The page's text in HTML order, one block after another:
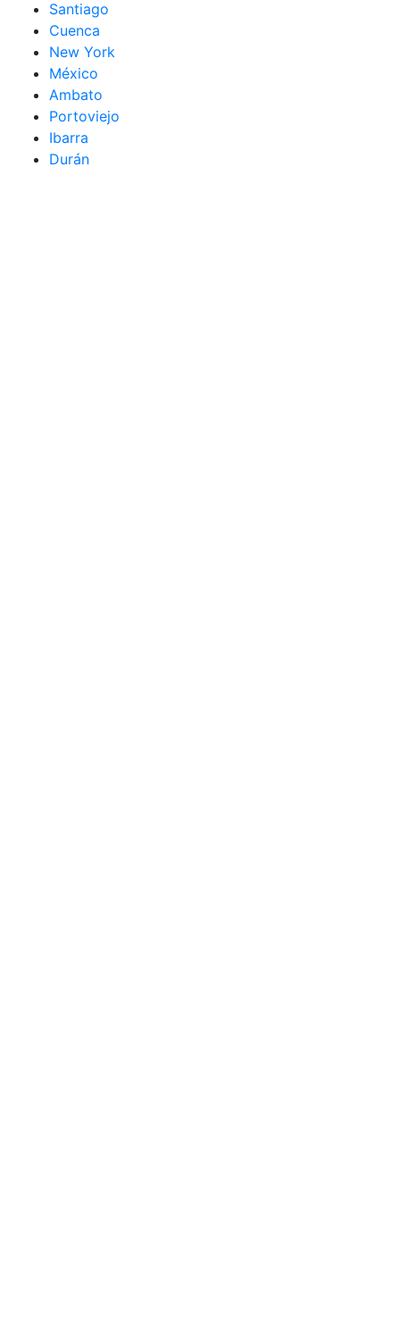
Santiago
Cuenca
New York
México
Ambato
Portoviejo
Ibarra
Durán